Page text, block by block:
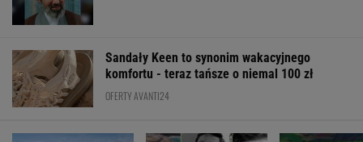
Sandały Keen to synonim wakacyjnego
komfortu - teraz tańsze o niemal 100 zł
OFERTY AVANTI24